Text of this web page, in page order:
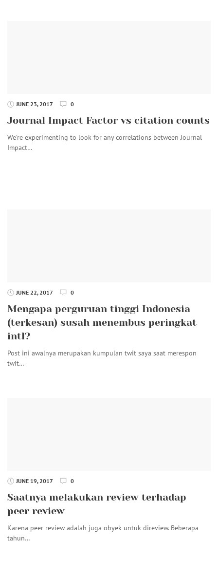
JUNE 23, 2017 0
Journal Impact Factor vs citation counts
We’re experimenting to look for any correlations between Journal
Impact…
JUNE 22, 2017 0
Mengapa perguruan tinggi Indonesia
(terkesan) susah menembus peringkat
intl?
Post ini awalnya merupakan kumpulan twit saya saat merespon
twit…
JUNE 19, 2017 0
Saatnya melakukan review terhadap
peer review
Karena peer review adalah juga obyek untuk direview. Beberapa
tahun…